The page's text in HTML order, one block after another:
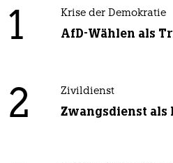
1 Krise der Demokratie
AfD-Wählen als
2 Zivildienst
Zwangsdienst als